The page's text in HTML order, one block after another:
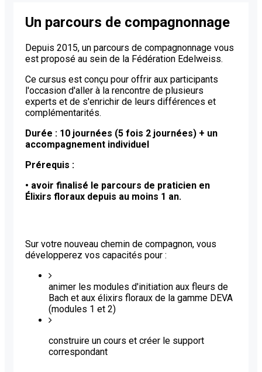
Un parcours de compagnonnage
Depuis 2015, un parcours de compagnonnage vous
est proposé au sein de la Fédération Edelweiss.
Ce cursus est conçu pour offrir aux participants
l'occasion d'aller à la rencontre de plusieurs
experts et de s'enrichir de leurs différences et
complémentarités.
Durée : 10 journées (5 fois 2 journées) + un
accompagnement individuel
Prérequis :
• avoir finalisé le parcours de praticien en
Élixirs floraux depuis au moins 1 an.
Sur votre nouveau chemin de compagnon, vous
développerez vos capacités pour :
animer les modules d'initiation aux fleurs de
Bach et aux élixirs floraux de la gamme DEVA
(modules 1 et 2)
construire un cours et créer le support
correspondant